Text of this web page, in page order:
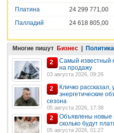
Платина
24 299 771,00
Палладий
24 618 805,00
Многие пишут Бизнес | Политика
2
Самый известный
на продажу
03 августа 2026, 09:26
2
Кличко рассказал,
энергетические
сезона
05 августа 2026, 17:38
2
Объявлены новые
сколько будут
05 августа 2026, 01:27